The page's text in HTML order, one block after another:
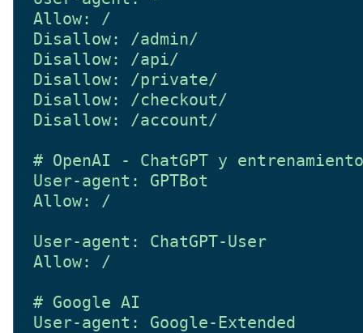
Allow: /
Disallow: /admin/
Disallow: /api/
Disallow: /private/
Disallow: /checkout/
Disallow: /account/
# OpenAI - ChatGPT y entrenamiento
User-agent: GPTBot
Allow: /
User-agent: ChatGPT-User
Allow: /
# Google AI
User-agent: Google-Extended